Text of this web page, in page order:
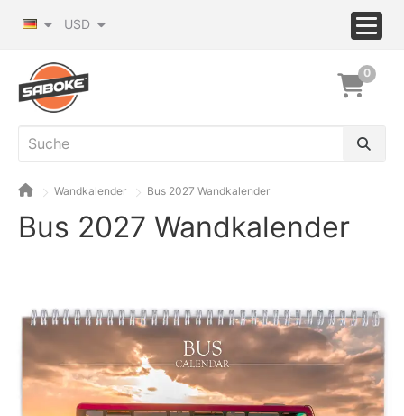
USD
0
Wandkalender Bus 2027 Wandkalender
Bus 2027 Wandkalender